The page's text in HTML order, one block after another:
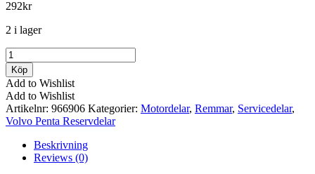
292kr
2 i lager
Volvo
Penta
-
Rem
2002/2003
MD2/11
mängd
Köp
Add to Wishlist
Add to Wishlist
Artikelnr: 966906 Kategorier: Motordelar, Remmar, Servicedelar,
Volvo Penta Reservdelar
Beskrivning
Reviews (0)